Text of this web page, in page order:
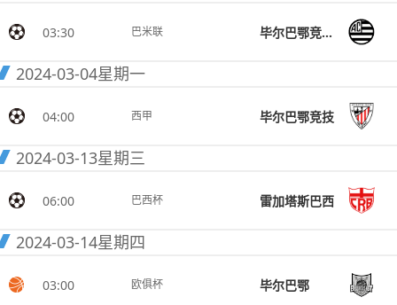
03:30 巴米联 毕尔巴鄂竞技MG
2024-03-04星期一
04:00 西甲 毕尔巴鄂竞技
2024-03-13星期三
06:00 巴西杯 雷加塔斯巴西
2024-03-14星期四
03:00 欧俱杯 毕尔巴鄂